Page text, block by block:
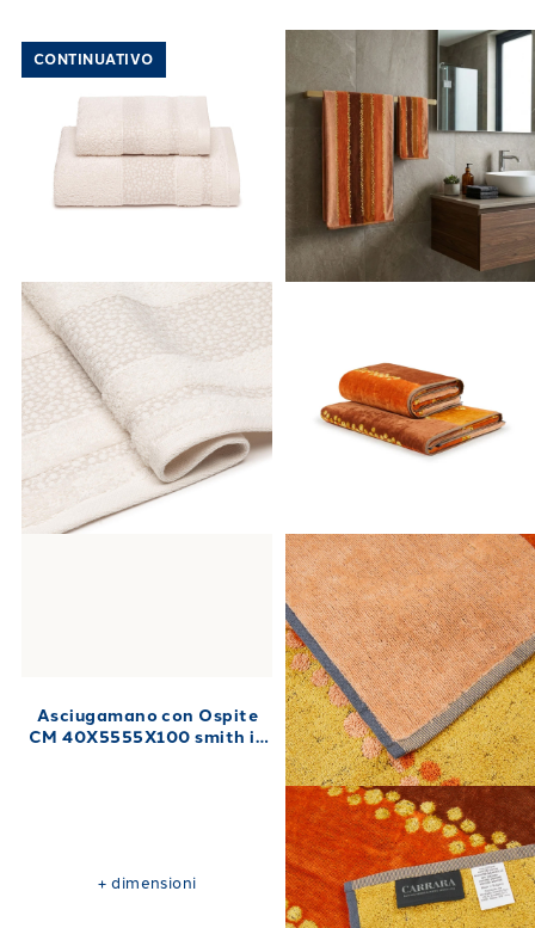
Link to " Asciugamano con Ospite CM
CONTINUATIVO
Asciugamano con Ospite
CM 40X5555X100 smith in
+dimensioni
Link to "